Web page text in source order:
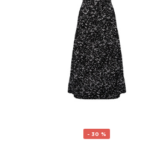
- 30 %